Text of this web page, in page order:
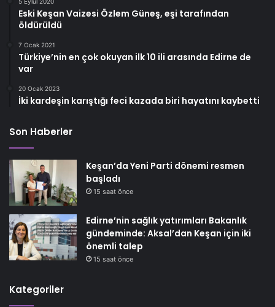
Eski Keşan Vaizesi Özlem Güneş, eşi tarafından
öldürüldü
7 Ocak 2021
Türkiye’nin en çok okuyan ilk 10 ili arasında Edirne de
var
20 Ocak 2023
İki kardeşin karıştığı feci kazada biri hayatını kaybetti
Son Haberler
Keşan’da Yeni Parti dönemi resmen
başladı
15 saat önce
Edirne’nin sağlık yatırımları Bakanlık
gündeminde: Aksal’dan Keşan için iki
önemli talep
15 saat önce
Kategoriler